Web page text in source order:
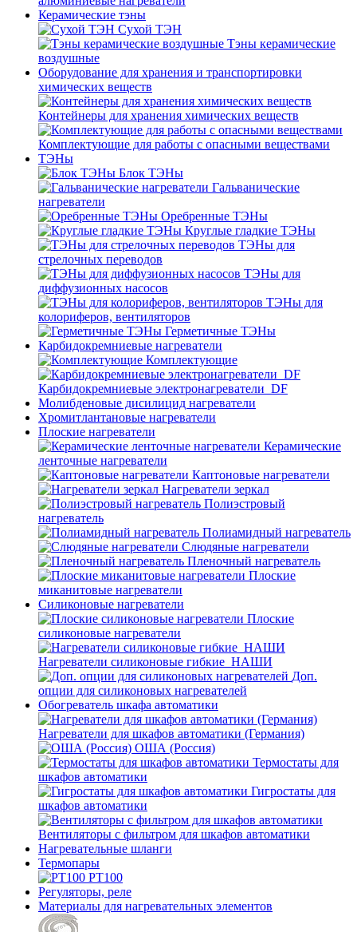
Керамические тэны
Сухой ТЭН
Тэны керамические
воздушные
Оборудование для хранения и транспортировки
химических веществ
Контейнеры для хранения химических веществ
Комплектующие для работы с опасными веществами
ТЭНы
Блок ТЭНы
Гальванические
нагреватели
Оребренные ТЭНы
Круглые гладкие ТЭНы
ТЭНы для
стрелочных переводов
ТЭНы для
диффузионных насосов
ТЭНы для
колориферов, вентиляторов
Герметичные ТЭНы
Карбидокремниевые нагреватели
Комплектующие
Карбидокремниевые электронагреватели_DF
Молибденовые дисилицид нагреватели
Хромитлантановые нагреватели
Плоские нагреватели
Керамические
ленточные нагреватели
Каптоновые нагреватели
Нагреватели зеркал
Полиэстровый
нагреватель
Полиамидный нагреватель
Слюдяные нагреватели
Пленочный нагреватель
Плоские
миканитовые нагреватели
Силиконовые нагреватели
Плоские
силиконовые нагреватели
Нагреватели силиконовые гибкие_НАШИ
Доп.
опции для силиконовых нагревателей
Обогреватель шкафа автоматики
Нагреватели для шкафов автоматики (Германия)
ОША (Россия)
Термостаты для
шкафов автоматики
Гигростаты для
шкафов автоматики
Вентиляторы с фильтром для шкафов автоматики
Нагревательные шланги
Термопары
PT100
Регуляторы, реле
Материалы для нагревательных элементов